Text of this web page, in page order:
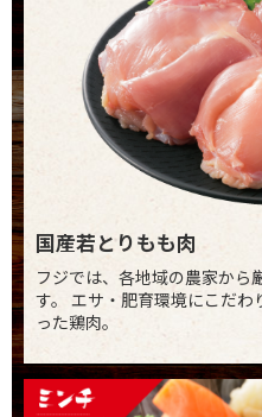
国産若とりもも肉
フジでは、各地域の農家から
す。 エサ・肥育環境にこだ
った鶏肉。